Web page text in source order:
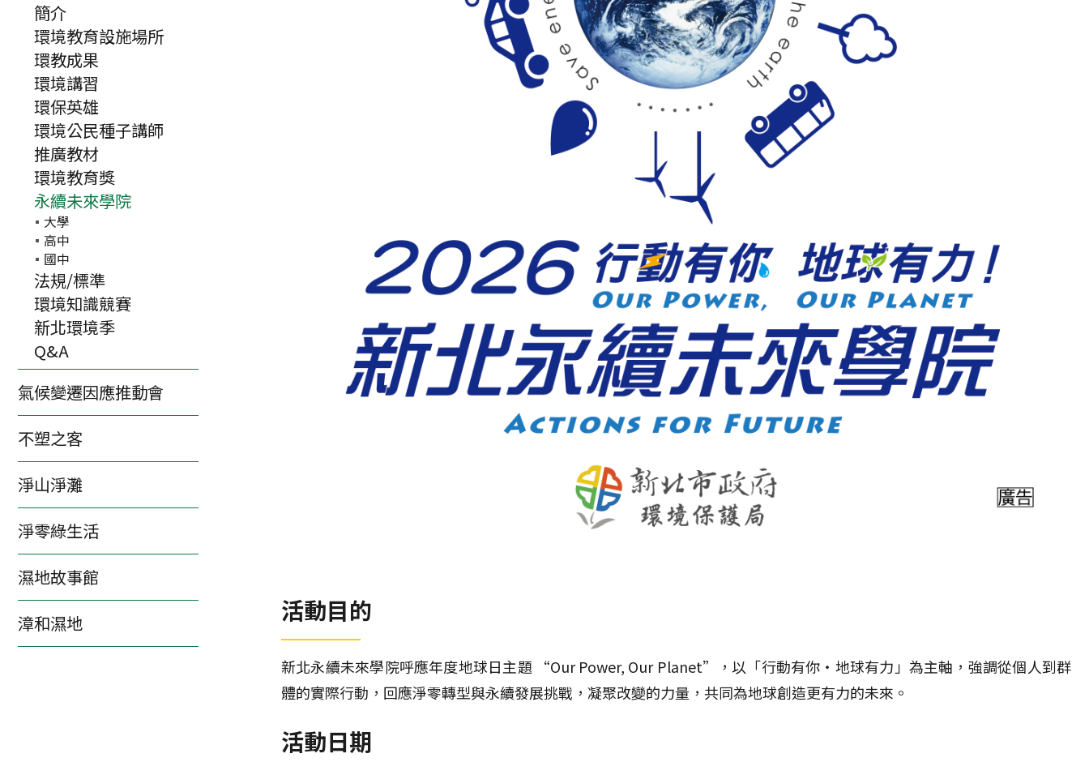
簡介
環境教育設施場所
環教成果
環境講習
環保英雄
環境公民種子講師
推廣教材
環境教育獎
永續未來學院
大學
高中
國中
法規/標準
環境知識競賽
新北環境季
Q&A
氣候變遷因應推動會
不塑之客
淨山淨灘
淨零綠生活
濕地故事館
漳和濕地
活動目的
新北永續未來學院呼應年度地球日主題 “Our Power, Our Planet”，以「行動有你・地球有力」為主軸，強調從個人到群
體的實際行動，回應淨零轉型與永續發展挑戰，凝聚改變的力量，共同為地球創造更有力的未來。
活動日期